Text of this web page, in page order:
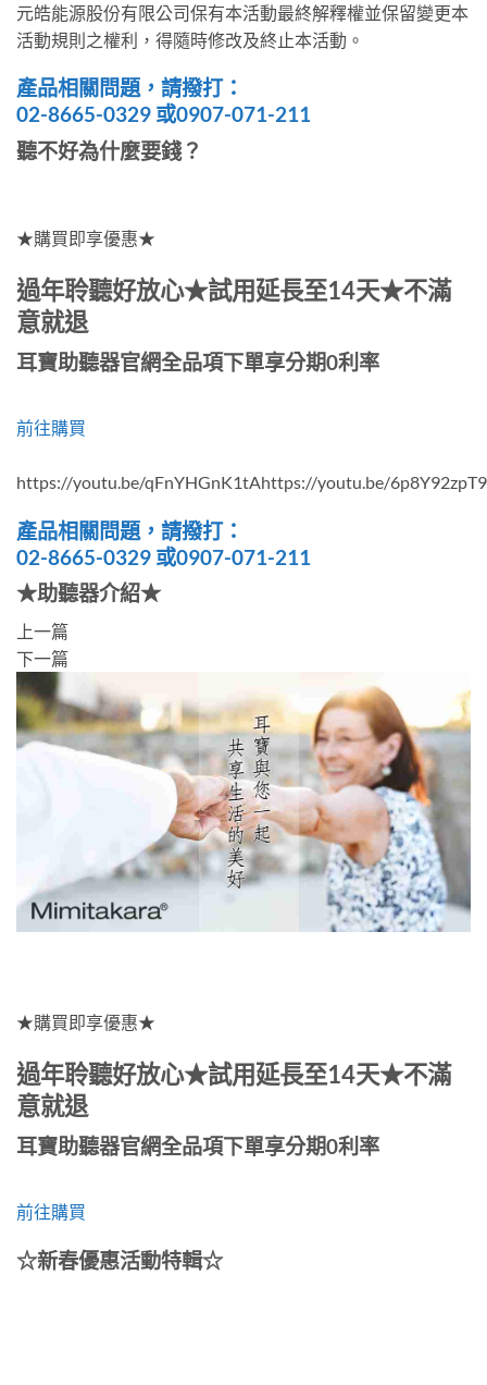
元皓能源股份有限公司保有本活動最終解釋權並保留變更本
活動規則之權利，得隨時修改及終止本活動。
產品相關問題，請撥打：
02-8665-0329 或0907-071-211
聽不好為什麼要錢？
★購買即享優惠★
過年聆聽好放心★試用延長至14天★不滿
意就退
耳寶助聽器官網全品項下單享分期0利率
前往購買
https://youtu.be/qFnYHGnK1tAhttps://youtu.be/
產品相關問題，請撥打：
02-8665-0329 或0907-071-211
★助聽器介紹★
上一篇
下一篇
★購買即享優惠★
過年聆聽好放心★試用延長至14天★不滿
意就退
耳寶助聽器官網全品項下單享分期0利率
前往購買
☆新春優惠活動特輯☆